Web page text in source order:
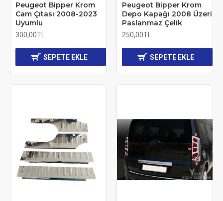
Peugeot Bipper Krom
Cam Çıtası 2008-2023
Uyumlu
300,00TL
SEPETE EKLE
Peugeot Bipper Krom
Depo Kapağı 2008 Üzeri
Paslanmaz Çelik
250,00TL
SEPETE EKLE